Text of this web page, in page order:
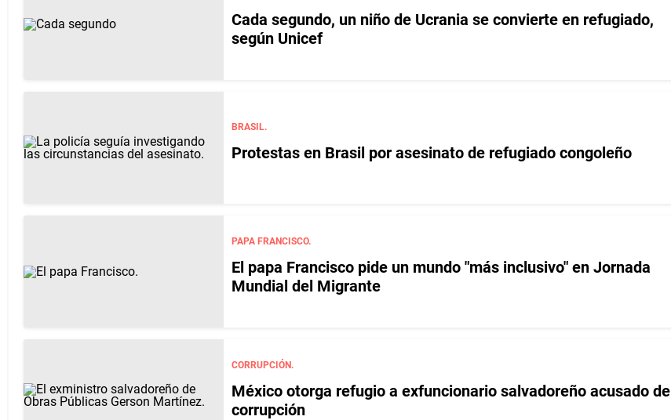
Cada segundo, un niño de Ucrania se convierte en refugiado,
según Unicef
BRASIL.
Protestas en Brasil por asesinato de refugiado congoleño
PAPA FRANCISCO.
El papa Francisco pide un mundo "más inclusivo" en Jornada
Mundial del Migrante
CORRUPCIÓN.
México otorga refugio a exfuncionario salvadoreño acusado de
corrupción